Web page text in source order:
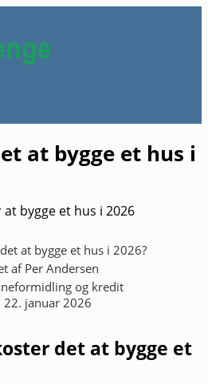
at bygge et hus i
bygge et hus i 2026
at bygge et hus i 2026?
af Per Andersen
og kredit
22. januar 2026
det at bygge et